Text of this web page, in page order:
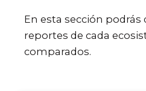
En esta sección podrás
reportes de cada
comparados.